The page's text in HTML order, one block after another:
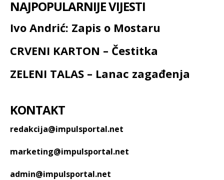
NAJPOPULARNIJE VIJESTI
Ivo Andrić: Zapis o Mostaru
CRVENI KARTON – Čestitka
ZELENI TALAS – Lanac zagađenja
KONTAKT
redakcija@impulsportal.net
marketing@impulsportal.net
admin@impulsportal.net